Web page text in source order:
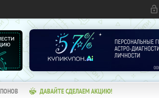
ДАВАЙТЕ СДЕЛАЕМ АКЦИЮ!